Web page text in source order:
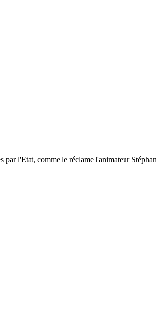
l'Etat, comme le réclame l'animateur